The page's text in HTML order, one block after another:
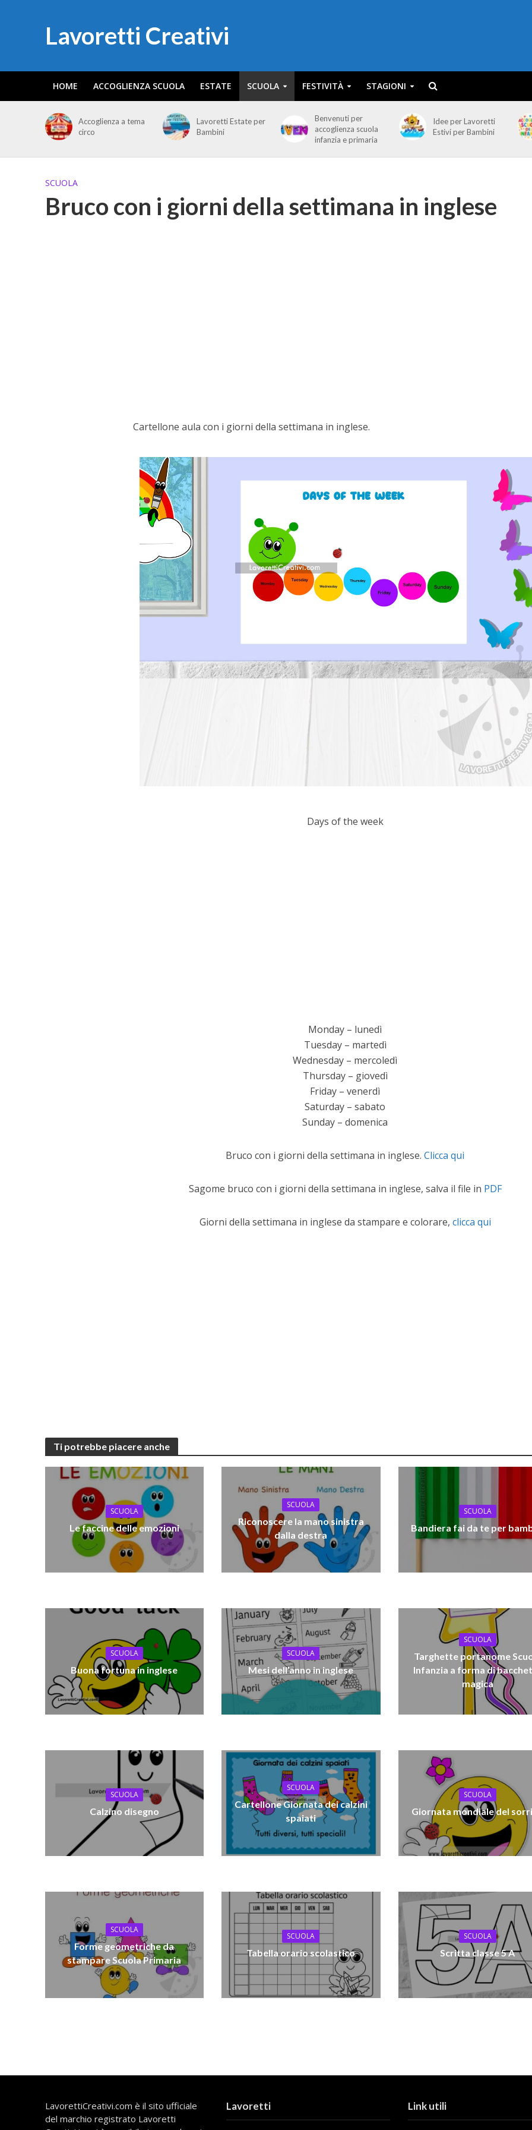
Lavoretti Creativi
HOME ACCOGLIENZA SCUOLA ESTATE SCUOLA FESTIVITÀ STAGIONI
Accoglienza a tema
circo
Lavoretti Estate per
Bambini
Benvenuti per
accoglienza scuola
infanzia e primaria
Idee per Lavoretti
Estivi per Bambini
SCUOLA
Bruco con i giorni della settimana in inglese
Cartellone aula con i giorni della settimana in inglese.
Days of the week
Monday – lunedì
Tuesday – martedì
Wednesday – mercoledì
Thursday – giovedì
Friday – venerdì
Saturday – sabato
Sunday – domenica
Bruco con i giorni della settimana in inglese.Clicca qui
Sagome bruco con i giorni della settimana in inglese, salva il file in PDF
Giorni della settimana in inglese da stampare e colorare, clicca qui
Ti potrebbe piacere anche
SCUOLA
Le faccine delle emozioni
SCUOLA
Riconoscere la mano sinistra
dalla destra
SCUOLA
Bandiera fai da te per
SCUOLA
Buona fortuna in inglese
SCUOLA
Mesi dell’anno in inglese
SCUOLA
Targhette portanome
Infanzia a forma di
magica
SCUOLA
Calzino disegno
SCUOLA
Cartellone Giornata dei calzini
spaiati
SCUOLA
Giornata mondiale del
SCUOLA
Forme geometriche da
stampare Scuola Primaria
SCUOLA
Tabella orario scolastico
SCUOLA
Scritta classe 5 A
LavorettiCreativi.com è il sito ufficiale
del marchio registrato Lavoretti
Lavoretti Link utili